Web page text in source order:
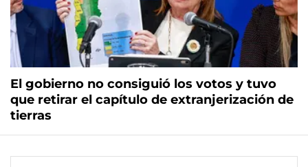
El gobierno no consiguió los votos y tuvo
que retirar el capítulo de extranjerización de
tierras